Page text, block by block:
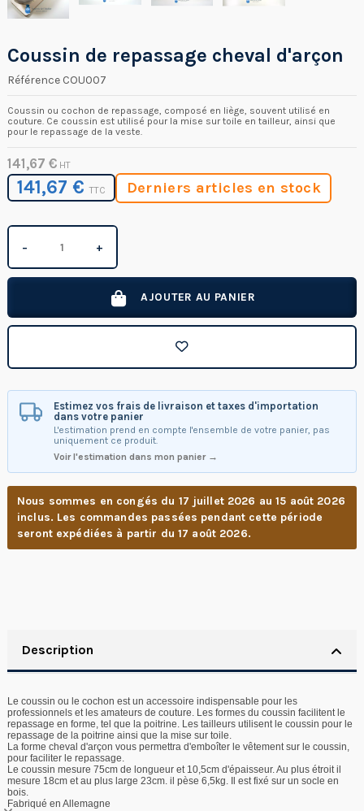
Coussin de repassage cheval d'arçon
Référence COU007
Coussin ou cochon de repassage, composé en liège, souvent utilisé en
couture. Ce coussin est utilisé pour la mise sur toile en tailleur, ainsi que
pour le repassage de la veste.
Derniers articles en stock
141,67 € HT
141,67 €TTC
− +
AJOUTER AU PANIER
Estimez vos frais de livraison et taxes d'importation
dans votre panier
L'estimation prend en compte l'ensemble de votre panier, pas
uniquement ce produit.
Voir l'estimation dans mon panier →
Nous sommes en congés du 17 juillet 2026 au 15 août 2026
inclus. Les commandes passées pendant cette période
seront expédiées à partir du 17 août 2026.
Description
Le coussin ou le cochon est un accessoire indispensable pour les
professionnels et les amateurs de couture. Les formes du coussin facilitent le
repassage en forme, tel que la poitrine. Les tailleurs utilisent le coussin pour le
repassage de la poitrine ainsi que la mise sur toile.
La forme cheval d'arçon vous permettra d'emboîter le vêtement sur le coussin,
pour faciliter le repassage.
Le coussin mesure 75cm de longueur et 10,5cm d'épaisseur. Au plus étroit il
mesure 18cm et au plus large 23cm. il pèse 6,5kg. Il est fixé sur un socle en
bois.
Fabriqué en Allemagne